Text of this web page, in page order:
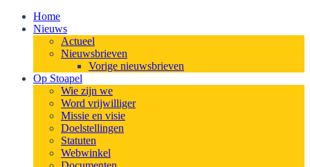
Home
Nieuws
Actueel
Nieuwsbrieven
Vorige nieuwsbrieven
Op Stoapel
Wie zijn we
Word vrijwilliger
Missie en visie
Doelstellingen
Statuten
Webwinkel